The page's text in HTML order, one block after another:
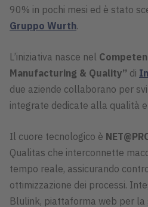
90% in pochi mesi ed è stato
Gruppo Wurth.
L’iniziativa nasce nel
Manufacturing & Quality” di
due aziende collaborano per
integrate dedicate alla qualità
Il cuore tecnologico è
Qualitas che interconnette
tempo reale, assicurando
ottimizzazione dei processi.
Blulink, piattaforma web per la